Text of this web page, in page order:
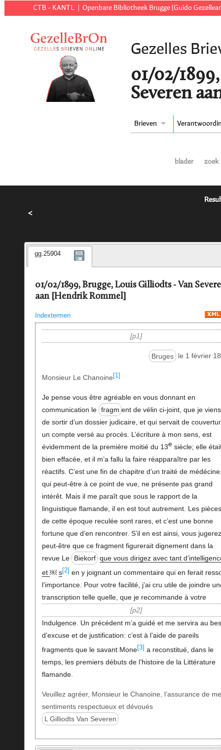
CTB - KANTL Openbare Bibliotheek Brugge (Guido
Gezelles
01/02/
Severen
Brieven
blader zoek
<
gg.25904
01/02/1899, Brugge, Louis Gilliodts - Van
aan [Hendrik Rommel]
Indextermen
p1
Bruges le 1 février
Monsieur Le Chanoine [1]
Je pense vous être agréable en vous donnant en
communication le fragm ent de vélin ci-joint, que je viens
de sortir d’un dossier judicaire, et qui servait de
un compte versé au procès. L’écriture à mon sens, est
évidemment de la première moitié du 13esiècle; elle
bien effacée, et il m’a fallu la faire réapparaître par les
réactifs. C’est une fin de chapitre d’un traité de
qui peut-être à ce point de vue, ne présente pas grand
intérêt. Mais il me paraît que sous le rapport de la
linguistique flamande, il en est tout autrement. Les pièces
de cette époque reculée sont rares, et c’est une bonne
fortune que d’en rencontrer. S’il en est ainsi, vous jugerez
peut-être que ce fragment figurerait dignement dans la
revue Le
Biekorf que vous dirigez avec tant
et ￼ s[2] en y joignant un commentaire qui en ferait
l’importance. Pour votre facilité, j’ai cru utile de joindre
transcription telle quelle, que je recommande à votre
p2
Indulgence. Un précédent m’a guidé et me servira au
d’excuse et de justification: c’est à l’aide de pareils
fragments que le savant Mone [3] a reconstitué, dans le
temps, les premiers débuts de l’histoire de la Littérature
flamande.
Veuillez agréer, Monsieur le Chanoine, l’assurance de
sentiments respectueux et dévoués
L Gilliodts Van Severen